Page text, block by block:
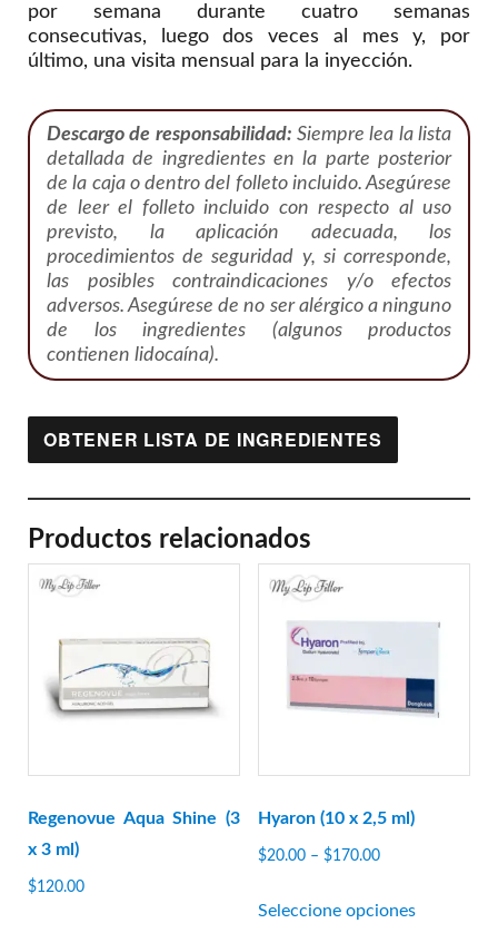
por semana durante cuatro semanas
consecutivas, luego dos veces al mes y, por
último, una visita mensual para la inyección.
Descargo de responsabilidad: Siempre lea la lista
detallada de ingredientes en la parte posterior
de la caja o dentro del folleto incluido. Asegúrese
de leer el folleto incluido con respecto al uso
previsto, la aplicación adecuada, los
procedimientos de seguridad y, si corresponde,
las posibles contraindicaciones y/o efectos
adversos. Asegúrese de no ser alérgico a ninguno
de los ingredientes (algunos productos
contienen lidocaína).
OBTENER LISTA DE INGREDIENTES
Productos relacionados
Regenovue Aqua Shine (3
x 3 ml)
$120.00
Hyaron (10 x 2,5 ml)
$20.00 – $170.00Rango
precios:
Seleccione opciones